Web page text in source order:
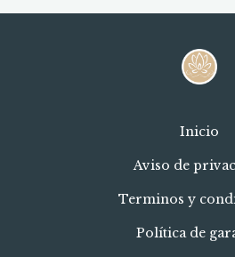
Inicio
Aviso de
Terminos y
Política de